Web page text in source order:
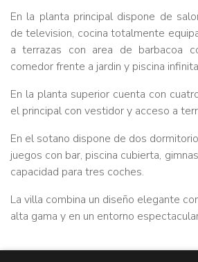
En la planta principal dispone de
de television, cocina totalmente
a terrazas con area de barbacoa
comedor frente a jardin y piscina
En la planta superior cuenta con
el principal con vestidor y acceso a
En el sotano dispone de dos
juegos con bar, piscina cubierta,
capacidad para tres coches.
La villa combina un diseño elegante
alta gama y en un entorno
REFERENCE constr.